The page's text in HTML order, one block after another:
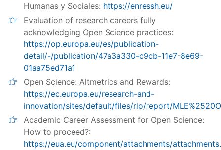
Humanas y Sociales: https://enressh.eu/
Evaluation of research careers fully
acknowledging Open Science practices:
https://op.europa.eu/es/publication-
detail/-/publication/47a3a330-c9cb-11e7-8e69-
01aa75ed71a1
Open Science: Altmetrics and Rewards:
https://ec.europa.eu/research-and-
innovation/sites/default/files/rio/report/
Academic Career Assessment for Open Science:
How to proceed?:
https://eua.eu/component/attachments/